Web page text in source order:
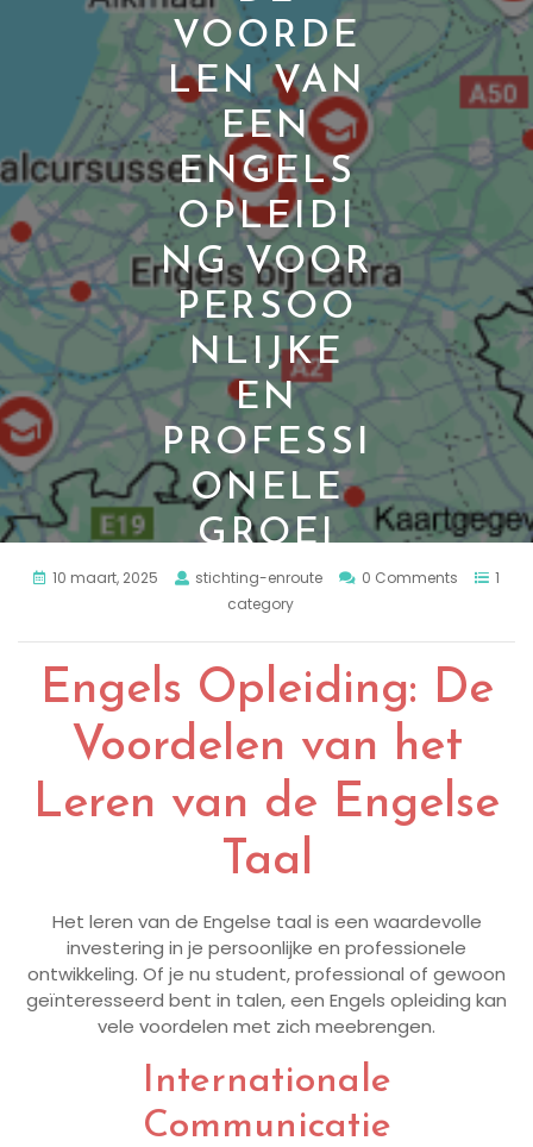
VOORDE
LEN VAN
EEN
ENGELS
OPLEIDI
NG VOOR
PERSOO
NLIJKE
EN
PROFESSI
ONELE
GROEI
10 maart, 2025 stichting-enroute 0 Comments
1
category
Engels Opleiding: De
Voordelen van het
Leren van de Engelse
Taal
Het leren van de Engelse taal is een waardevolle
investering in je persoonlijke en professionele
ontwikkeling. Of je nu student, professional of gewoon
geïnteresseerd bent in talen, een Engels opleiding kan
vele voordelen met zich meebrengen.
Internationale
Communicatie